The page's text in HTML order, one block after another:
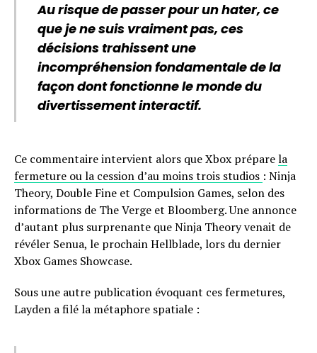
Au risque de passer pour un hater, ce
que je ne suis vraiment pas, ces
décisions trahissent une
incompréhension fondamentale de la
façon dont fonctionne le monde du
divertissement interactif.
Ce commentaire intervient alors que Xbox préparela
fermeture ou la cession d’au moins trois studios : Ninja
Theory, Double Fine et Compulsion Games, selon des
informations de The Verge et Bloomberg. Une annonce
d’autant plus surprenante que Ninja Theory venait de
révéler Senua, le prochain Hellblade, lors du dernier
Xbox Games Showcase.
Sous une autre publication évoquant ces fermetures,
Layden a filé la métaphore spatiale :